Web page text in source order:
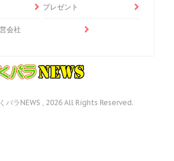
プレゼント
会社
ラNEWS , 2026 All Rights Reserved.